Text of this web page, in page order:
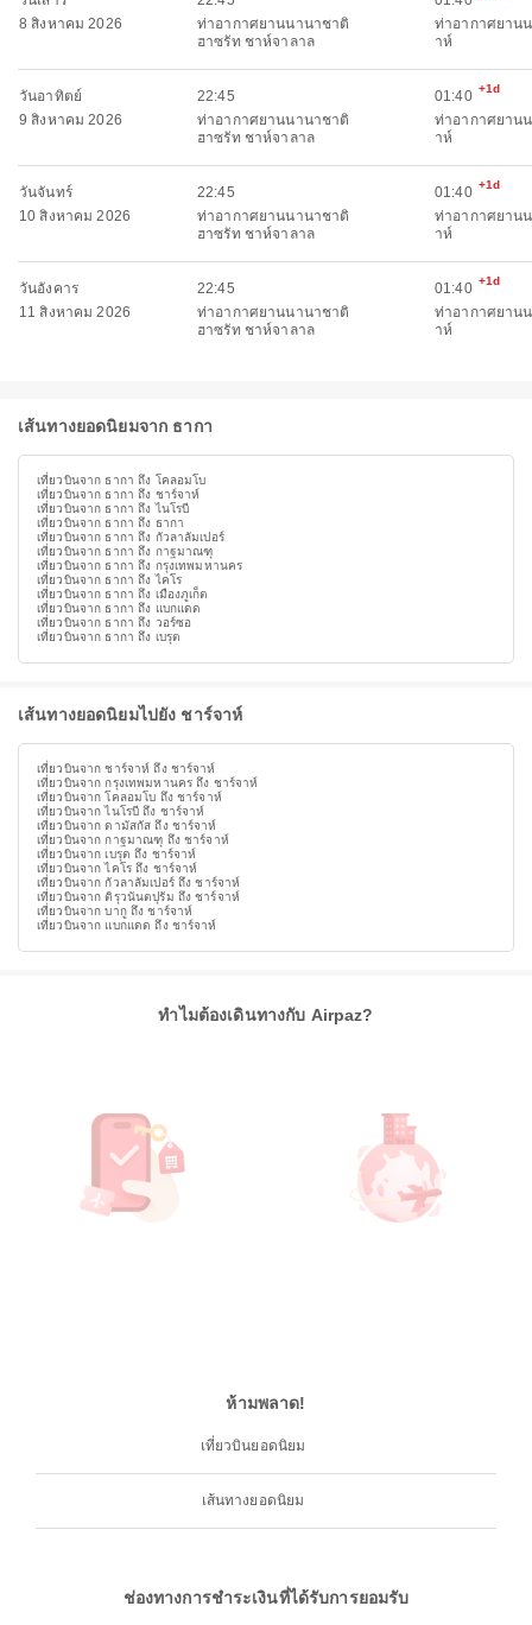
8 สิงหาคม 2026
ท่าอากาศยานนานาชาติ
ฮาซรัท ชาห์จาลาล
ท่าอากาศยาน
าห์
วันอาทิตย์
9 สิงหาคม 2026
22:45
ท่าอากาศยานนานาชาติ
ฮาซรัท ชาห์จาลาล
01:40 +1d
ท่าอากาศยาน
าห์
วันจันทร์
10 สิงหาคม 2026
22:45
ท่าอากาศยานนานาชาติ
ฮาซรัท ชาห์จาลาล
01:40 +1d
ท่าอากาศยาน
าห์
วันอังคาร
11 สิงหาคม 2026
22:45
ท่าอากาศยานนานาชาติ
ฮาซรัท ชาห์จาลาล
01:40 +1d
ท่าอากาศยาน
าห์
เส้นทางยอดนิยมจาก ธากา
เที่ยวบินจาก ธากา ถึง โคลอมโบ
เที่ยวบินจาก ธากา ถึง ชาร์จาห์
เที่ยวบินจาก ธากา ถึง ไนโรบี
เที่ยวบินจาก ธากา ถึง ธากา
เที่ยวบินจาก ธากา ถึง กัวลาลัมเปอร์
เที่ยวบินจาก ธากา ถึง กาฐมาณฑุ
เที่ยวบินจาก ธากา ถึง กรุงเทพมหานคร
เที่ยวบินจาก ธากา ถึง ไคโร
เที่ยวบินจาก ธากา ถึง เมืองภูเก็ต
เที่ยวบินจาก ธากา ถึง แบกแดด
เที่ยวบินจาก ธากา ถึง วอร์ซอ
เที่ยวบินจาก ธากา ถึง เบรุต
เส้นทางยอดนิยมไปยัง ชาร์จาห์
เที่ยวบินจาก ชาร์จาห์ ถึง ชาร์จาห์
เที่ยวบินจาก กรุงเทพมหานคร ถึง ชาร์จาห์
เที่ยวบินจาก โคลอมโบ ถึง ชาร์จาห์
เที่ยวบินจาก ไนโรบี ถึง ชาร์จาห์
เที่ยวบินจาก ดามัสกัส ถึง ชาร์จาห์
เที่ยวบินจาก กาฐมาณฑุ ถึง ชาร์จาห์
เที่ยวบินจาก เบรุต ถึง ชาร์จาห์
เที่ยวบินจาก ไคโร ถึง ชาร์จาห์
เที่ยวบินจาก กัวลาลัมเปอร์ ถึง ชาร์จาห์
เที่ยวบินจาก ติรุวนันตปุรัม ถึง ชาร์จาห์
เที่ยวบินจาก บากู ถึง ชาร์จาห์
เที่ยวบินจาก แบกแดด ถึง ชาร์จาห์
ทำไมต้องเดินทางกับ Airpaz?
ห้ามพลาด!
เที่ยวบินยอดนิยม
เส้นทางยอดนิยม
ช่องทางการชำระเงินที่ได้รับการยอมรับ